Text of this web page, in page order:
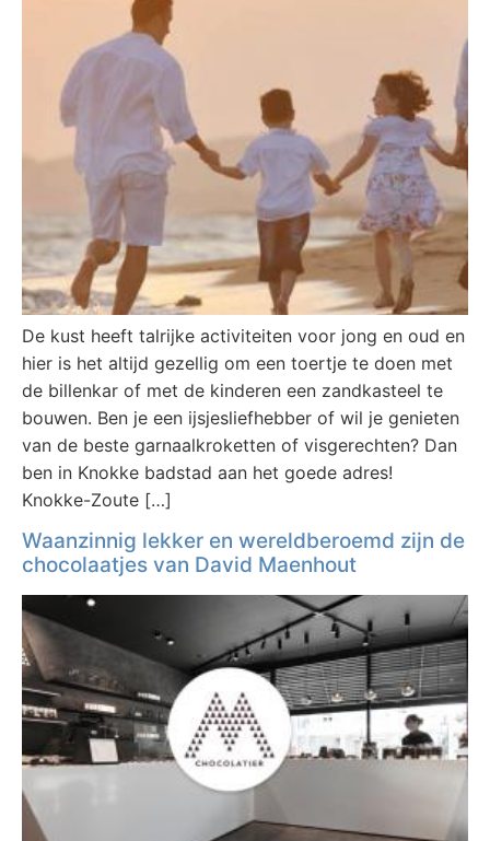
De kust heeft talrijke activiteiten voor jong en oud en
hier is het altijd gezellig om een toertje te doen met
de billenkar of met de kinderen een zandkasteel te
bouwen. Ben je een ijsjesliefhebber of wil je genieten
van de beste garnaalkroketten of visgerechten? Dan
ben in Knokke badstad aan het goede adres!
Knokke-Zoute […]
Waanzinnig lekker en wereldberoemd zijn de
chocolaatjes van David Maenhout